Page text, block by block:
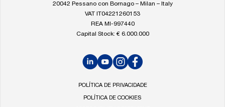
20042 Pessano con Bornago – Milan – Italy
VAT IT04221260153
REA MI-997440
Capital Stock: € 6.000.000
LinkedInYouTubeInstagramFacebook
POLÍTICA DE PRIVACIDADE
POLÍTICA DE COOKIES